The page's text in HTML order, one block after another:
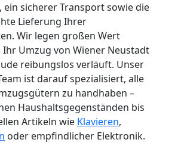
ein sicherer Transport sowie die
Lieferung Ihrer
Wir legen großen Wert
Ihr Umzug von Wiener Neustadt
reibungslos verläuft. Unser
ist darauf spezialisiert, alle
zu handhaben –
Haushaltsgegenständen bis
Artikeln wie Klavieren,
oder empfindlicher Elektronik.